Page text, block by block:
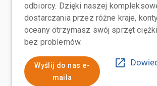
odbiorcy. Dzięki naszej
dostarczania przez różne kraje,
oceany otrzymasz swój sprzęt
bez problemów.
Wyślij do nas e-
maila